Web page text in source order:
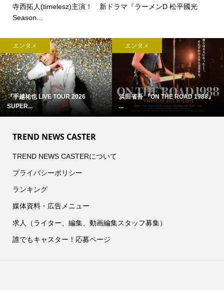
寺西拓人(timelesz)主演！ 新ドラマ『ラーメンD 松平國光
Season...
エンタメ
『手越祐也 LIVE TOUR 2026
SUPER...
エンタメ
浜田省吾 『ON THE ROAD 1988』
...
TREND NEWS CASTER
TREND NEWS CASTERについて
プライバシーポリシー
ランキング
媒体資料・広告メニュー
求人（ライター、編集、動画編集スタッフ募集）
誰でもキャスター！応募ページ